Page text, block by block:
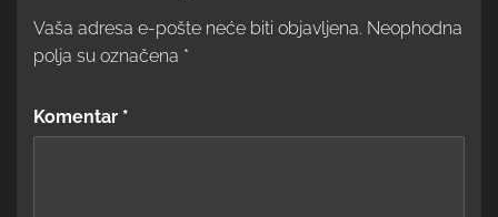
Vaša adresa e-pošte neće biti objavljena. Neophodna
polja su označena *
Komentar *